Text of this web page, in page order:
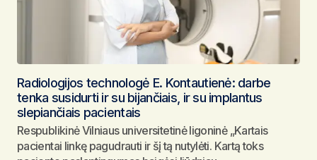
Radiologijos technologė E. Kontautienė: darbe
tenka susidurti ir su bijančiais, ir su implantus
slepiančiais pacientais
Respublikinė Vilniaus universitetinė ligoninė „Kartais
pacientai linkę pagudrauti ir šį tą nutylėti. Kartą toks